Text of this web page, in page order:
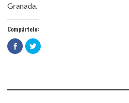
Granada.
Compártelo:
Haz
clic
para
en
Haz
clic
en